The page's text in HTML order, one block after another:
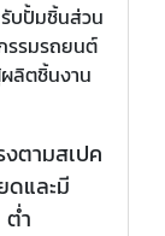
บปั้มชิ้นส่วน
รรมรถยนต์
ผลิตชิ้นงาน
ตามสเปค
ดและมี
ำ